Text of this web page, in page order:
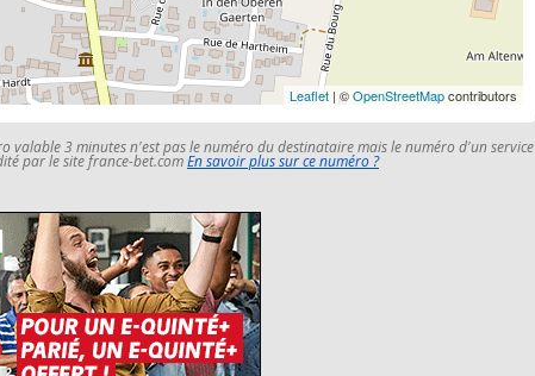
Leaflet | ©OpenStreetMapcontributors
valable 3 minutes n'est pas le numéro du destinataire mais le numéro d'un service
par le site france-bet.comEn savoir plus sur ce numéro ?